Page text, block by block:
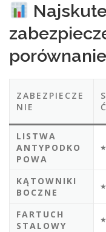
porównanie
ZABEZPIECZE
NIE
Ć
LISTWA
ANTYPODKO
POWA
KĄTOWNIKI
BOCZNE
FARTUCH
STALOWY